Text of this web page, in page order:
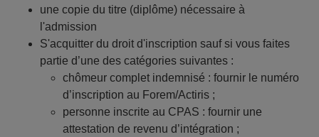
une copie du titre (diplôme) nécessaire à
l'admission
S'acquitter du droit d'inscription sauf si vous faites
partie d’une des catégories suivantes :
chômeur complet indemnisé : fournir le numéro
d’inscription au Forem/Actiris ;
personne inscrite au CPAS : fournir une
attestation de revenu d’intégration ;